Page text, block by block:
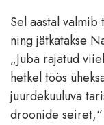
Sel aastal valmib
ning jätkatakse
„Juba rajatud
hetkel töös
juurdekuuluva
droonide